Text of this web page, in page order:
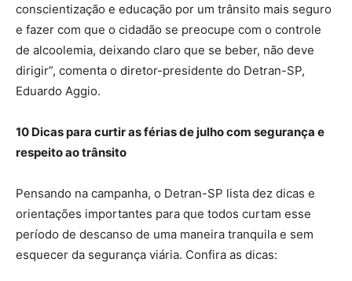
conscientização e educação por um trânsito mais seguro
e fazer com que o cidadão se preocupe com o controle
de alcoolemia, deixando claro que se beber, não deve
dirigir”, comenta o diretor-presidente do Detran-SP,
Eduardo Aggio.
10 Dicas para curtir as férias de julho com segurança e
respeito ao trânsito
Pensando na campanha, o Detran-SP lista dez dicas e
orientações importantes para que todos curtam esse
período de descanso de uma maneira tranquila e sem
esquecer da segurança viária. Confira as dicas: